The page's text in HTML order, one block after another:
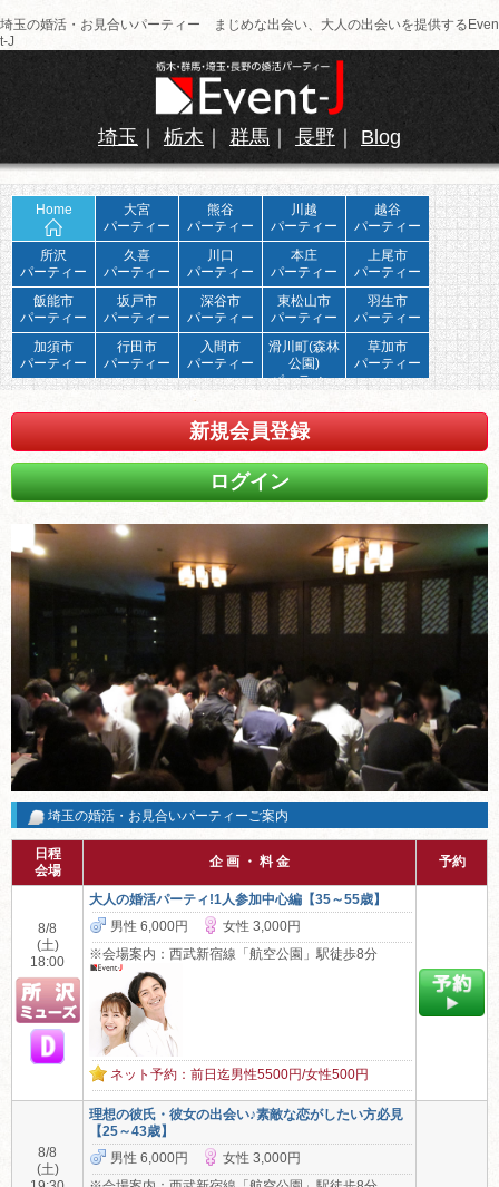
埼玉の婚活・お見合いパーティー まじめな出会い、大人の出会いを提供するEven
t-J
埼玉 ｜ 栃木 ｜ 群馬 ｜ 長野 ｜ Blog
Home
大宮
パーティー
熊谷
パーティー
川越
パーティー
越谷
パーティー
所沢
パーティー
久喜
パーティー
川口
パーティー
本庄
パーティー
上尾市
パーティー
飯能市
パーティー
坂戸市
パーティー
深谷市
パーティー
東松山市
パーティー
羽生市
パーティー
加須市
パーティー
行田市
パーティー
入間市
パーティー
滑川町(森林
公園)
パーティー
草加市
パーティー
新規会員登録
ログイン
埼玉の婚活・お見合いパーティーご案内
日程
会場
企 画 ・ 料 金 予約
8/8
(土)
18:00
大人の婚活パーティ!1人参加中心編【35～55歳】
男性 6,000円
女性 3,000円
※会場案内：西武新宿線「航空公園」駅徒歩8分
ネット予約：前日迄男性5500円/女性500円
8/8
(土)
理想の彼氏・彼女の出会い♪素敵な恋がしたい方必見
【25～43歳】
男性 6,000円
女性 3,000円